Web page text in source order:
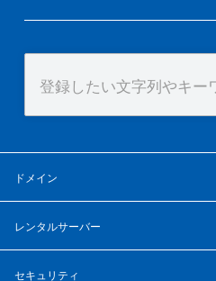
ドメイン
レンタルサーバー
セキュリティ